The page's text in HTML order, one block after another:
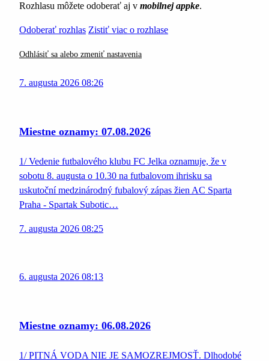
Rozhlasu môžete odoberať aj v mobilnej appke.
Odoberať rozhlas Zistiť viac o rozhlase
Odhlásiť sa alebo zmeniť nastavenia
7. augusta 2026 08:26
Miestne oznamy: 07.08.2026
1/ Vedenie futbalového klubu FC Jelka oznamuje, že v
sobotu 8. augusta o 10.30 na futbalovom ihrisku sa
uskutoční medzinárodný fubalový zápas žien AC Sparta
Praha - Spartak Subotic…
7. augusta 2026 08:25
6. augusta 2026 08:13
Miestne oznamy: 06.08.2026
1/ PITNÁ VODA NIE JE SAMOZREJMOSŤ. Dlhodobé